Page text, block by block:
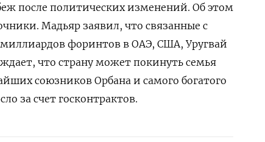
после политических изменений. Об этом
Мадьяр заявил, что связанные с
форинтов в ОАЭ, США, Уругвай
что страну может покинуть семья
союзников Орбана и самого богатого
за счет госконтрактов.